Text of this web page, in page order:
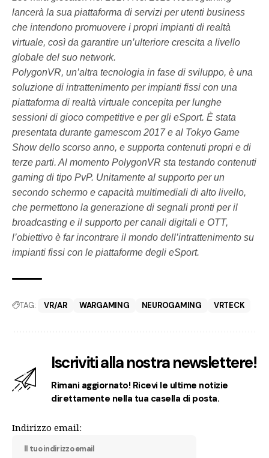
lancerà la sua piattaforma di servizi per utenti business
che intendono promuovere i propri impianti di realtà
virtuale, così da garantire un’ulteriore crescita a livello
globale del suo network.
PolygonVR, un’altra tecnologia in fase di sviluppo, è una
soluzione di intrattenimento per impianti fissi con una
piattaforma di realtà virtuale concepita per lunghe
sessioni di gioco competitive e per gli eSport. È stata
presentata durante gamescom 2017 e al Tokyo Game
Show dello scorso anno, e supporta contenuti propri e di
terze parti. Al momento PolygonVR sta testando contenuti
gaming di tipo PvP. Unitamente al supporto per un
secondo schermo e capacità multimediali di alto livello,
che permettono la generazione di segnali pronti per il
broadcasting e il supporto per canali digitali e OTT,
l’obiettivo è far incontrare il mondo dell’intrattenimento su
impianti fissi con le piattaforme degli eSport.
TAG: VR/AR WARGAMING NEUROGAMING VRTECK
Iscriviti alla nostra newslettere!
Rimani aggiornato! Ricevi le ultime notizie
direttamente nella tua casella di posta.
Indirizzo email: